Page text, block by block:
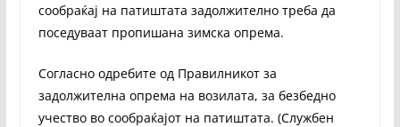
сообраќај на патиштата задолжително треба да
поседуваат пропишана зимска опрема.
Согласно одребите од Правилникот за
задолжителна опрема на возилата, за безбедно
учество во сообраќајот на патиштата. (Службен